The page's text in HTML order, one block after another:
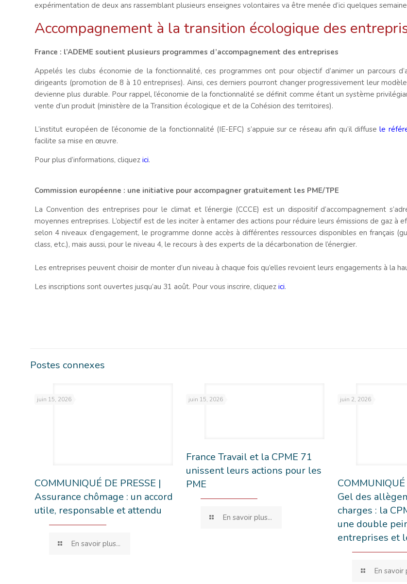
expérimentation de deux ans rassemblant plusieurs enseignes volontaires va être menée d’ici quelques
Accompagnement à la transition écologique des
France : l’ADEME soutient plusieurs programmes d’accompagnement des entreprises
Appelés les clubs économie de la fonctionnalité, ces programmes ont pour objectif d’animer un parcours
dirigeants (promotion de 8 à 10 entreprises). Ainsi, ces derniers pourront changer progressivement leur
devienne plus durable. Pour rappel, l’économie de la fonctionnalité se définit comme étant un système
vente d’un produit (ministère de la Transition écologique et de la Cohésion des territoires).
L’institut européen de l’économie de la fonctionnalité (IE-EFC) s’appuie sur ce réseau afin qu’il diffusele
facilite sa mise en œuvre.
Pour plus d’informations, cliquezici.
Commission européenne : une initiative pour accompagner gratuitement les PME/TPE
La Convention des entreprises pour le climat et l’énergie (CCCE) est un dispositif d’accompagnement
moyennes entreprises. L’objectif est de les inciter à entamer des actions pour réduire leurs émissions de gaz à
selon 4 niveaux d’engagement, le programme donne accès à différentes ressources disponibles en français
class, etc.), mais aussi, pour le niveau 4, le recours à des experts de la décarbonation de l’énergier.
Les entreprises peuvent choisir de monter d’un niveau à chaque fois qu’elles revoient leurs engagements à la
Les inscriptions sont ouvertes jusqu’au 31 août. Pour vous inscrire, cliquezici.
Postes connexes
juin 15, 2026
COMMUNIQUÉ DE PRESSE |
Assurance chômage : un accord
utile, responsable et attendu
En savoir plus...
juin 15, 2026
France Travail et la CPME 71
unissent leurs actions pour les
PME
En savoir plus...
juin 2, 2026
COMMUNIQUÉ
Gel des
charges : la
une double
entreprises et
En savoir